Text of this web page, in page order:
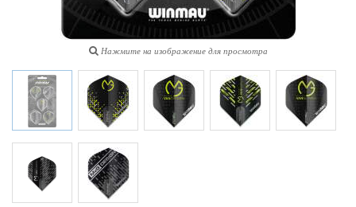
Нажмите на изображение для просмотра